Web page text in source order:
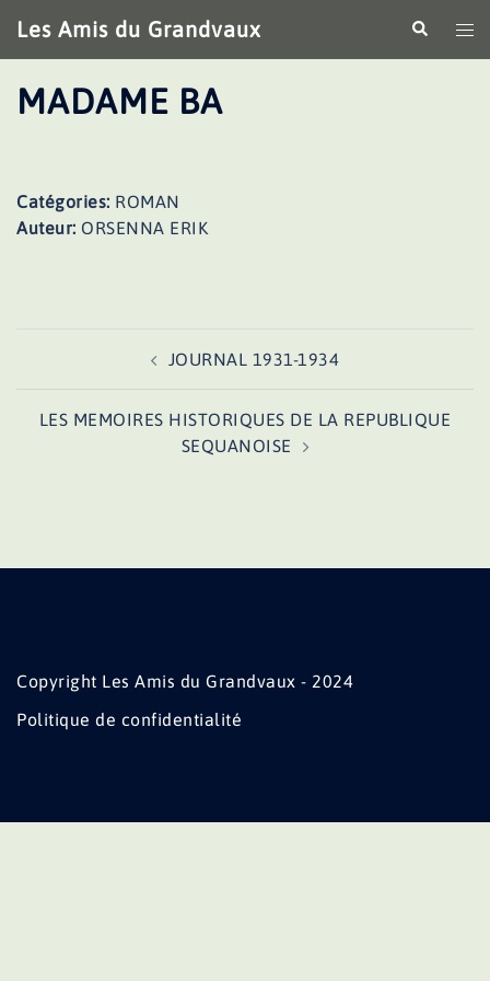
au
contenu
Les Amis du Grandvaux
le
MADAME BA
Catégories: ROMAN
Auteur: ORSENNA ERIK
JOURNAL 1931-1934
LES MEMOIRES HISTORIQUES DE LA REPUBLIQUE
SEQUANOISE
Copyright Les Amis du Grandvaux - 2024
Politique de confidentialité